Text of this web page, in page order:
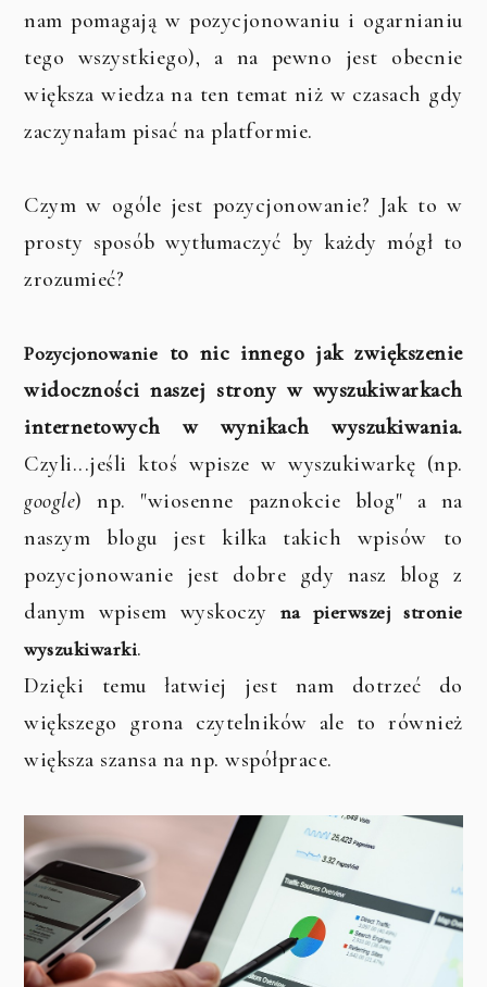
nam pomagają w pozycjonowaniu i ogarnianiu
tego wszystkiego), a na pewno jest obecnie
większa wiedza na ten temat niż w czasach gdy
zaczynałam pisać na platformie.
Czym w ogóle jest pozycjonowanie? Jak to w
prosty sposób wytłumaczyć by każdy mógł to
zrozumieć?
Pozycjonowanie to nic innego jak zwiększenie
widoczności naszej strony w wyszukiwarkach
internetowych w wynikach wyszukiwania.
Czyli...jeśli ktoś wpisze w wyszukiwarkę (np.
google) np. "wiosenne paznokcie blog" a na
naszym blogu jest kilka takich wpisów to
pozycjonowanie jest dobre gdy nasz blog z
danym wpisem wyskoczy na pierwszej stronie
wyszukiwarki.
Dzięki temu łatwiej jest nam dotrzeć do
większego grona czytelników ale to również
większa szansa na np. współprace.